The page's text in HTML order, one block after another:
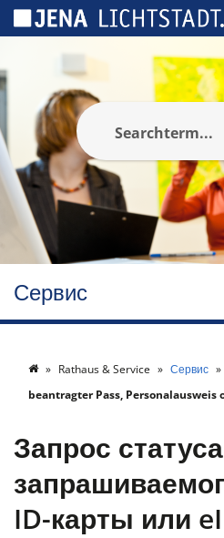
Сервис
Rathaus & Service Сервис
beantragter Pass, Personalausweis
Запрос статуса
ID-карты или
Панель управления cookies